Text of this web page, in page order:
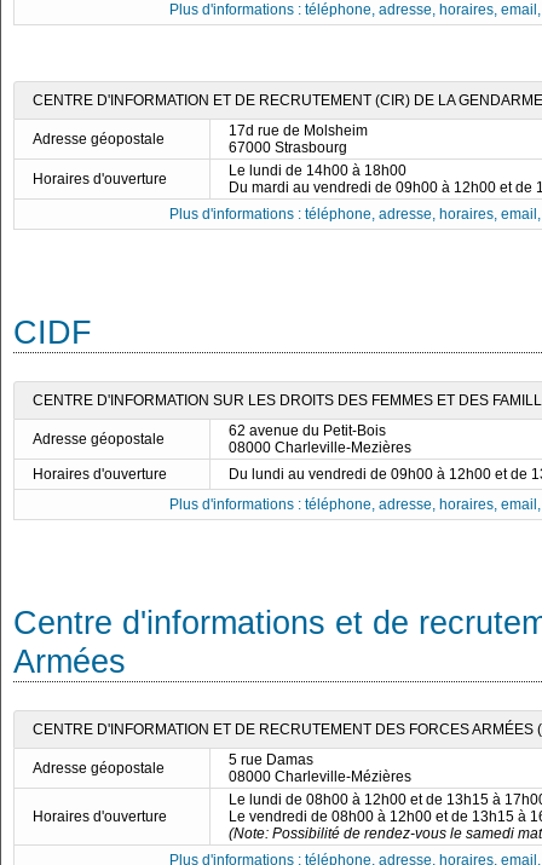
Plus d'informations : téléphone, adresse, horaires,
CENTRE D'INFORMATION ET DE RECRUTEMENT (CIR) DE LA
Adresse géopostale
17d rue de Molsheim
67000 Strasbourg
Horaires d'ouverture
Le lundi de 14h00 à 18h00
Du mardi au vendredi de 09h00 à 12h00 et de
Plus d'informations : téléphone, adresse, horaires,
CIDF
CENTRE D'INFORMATION SUR LES DROITS DES FEMMES ET DES
Adresse géopostale
62 avenue du Petit-Bois
08000 Charleville-Mezières
Horaires d'ouverture
Du lundi au vendredi de 09h00 à 12h00 et de
Plus d'informations : téléphone, adresse, horaires,
Centre d'informations et de
Armées
CENTRE D'INFORMATION ET DE RECRUTEMENT DES FORCES
Adresse géopostale
5 rue Damas
08000 Charleville-Mézières
Horaires d'ouverture
Le lundi de 08h00 à 12h00 et de 13h15 à
Le vendredi de 08h00 à 12h00 et de 13h15 à
(Note: Possibilité de rendez-vous le samedi
Plus d'informations : téléphone, adresse, horaires,